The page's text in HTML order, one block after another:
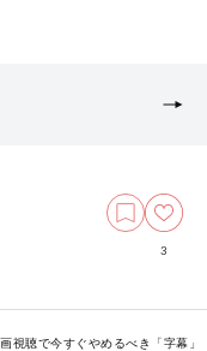
3
視聴で今すぐやめるべき「字幕